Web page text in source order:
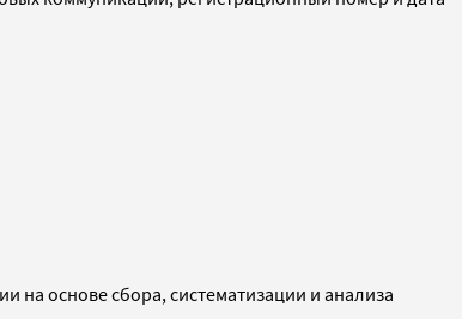
основе сбора, систематизации и анализа